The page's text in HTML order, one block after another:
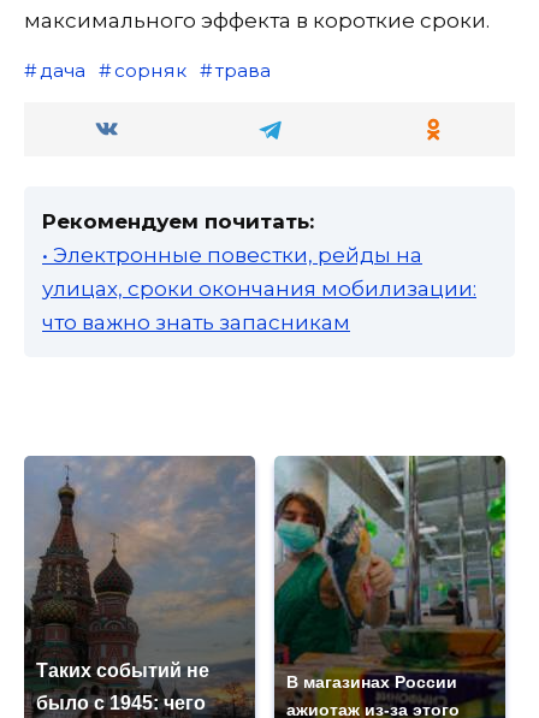
максимального эффекта в короткие сроки.
дача сорняк трава
Рекомендуем почитать:
• Электронные повестки, рейды на
улицах, сроки окончания мобилизации:
что важно знать запасникам
Таких событий не
было с 1945: чего
В магазинах России
ажиотаж из-за этого